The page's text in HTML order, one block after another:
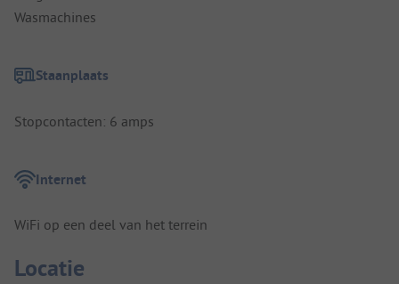
Wasmachines
Staanplaats
Stopcontacten: 6 amps
Internet
WiFi op een deel van het terrein
Locatie